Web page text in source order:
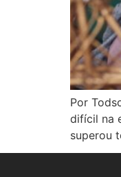
Por
difícil na
superou